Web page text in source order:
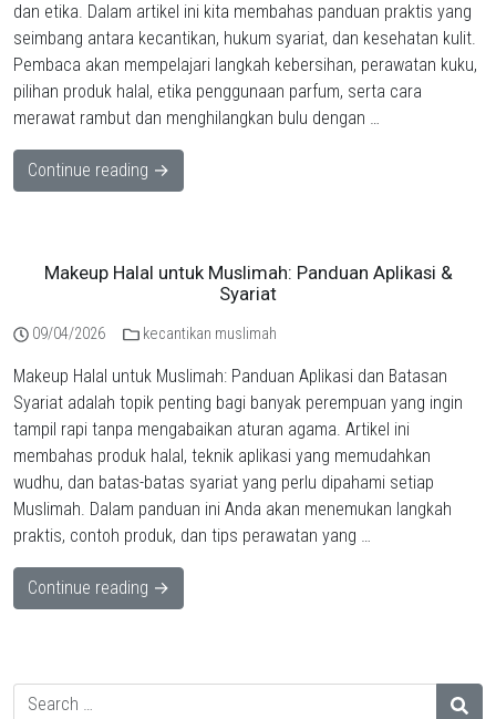
dan etika. Dalam artikel ini kita membahas panduan praktis yang
seimbang antara kecantikan, hukum syariat, dan kesehatan kulit.
Pembaca akan mempelajari langkah kebersihan, perawatan kuku,
pilihan produk halal, etika penggunaan parfum, serta cara
merawat rambut dan menghilangkan bulu dengan …
Continue reading →
Makeup Halal untuk Muslimah: Panduan Aplikasi &
Syariat
09/04/2026 kecantikan muslimah
Makeup Halal untuk Muslimah: Panduan Aplikasi dan Batasan
Syariat adalah topik penting bagi banyak perempuan yang ingin
tampil rapi tanpa mengabaikan aturan agama. Artikel ini
membahas produk halal, teknik aplikasi yang memudahkan
wudhu, dan batas-batas syariat yang perlu dipahami setiap
Muslimah. Dalam panduan ini Anda akan menemukan langkah
praktis, contoh produk, dan tips perawatan yang …
Continue reading →